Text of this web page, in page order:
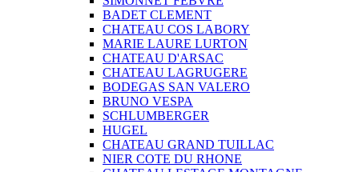
BADET CLEMENT
CHATEAU COS LABORY
MARIE LAURE LURTON
CHATEAU D'ARSAC
CHATEAU LAGRUGERE
BODEGAS SAN VALERO
BRUNO VESPA
SCHLUMBERGER
HUGEL
CHATEAU GRAND TUILLAC
NIER COTE DU RHONE